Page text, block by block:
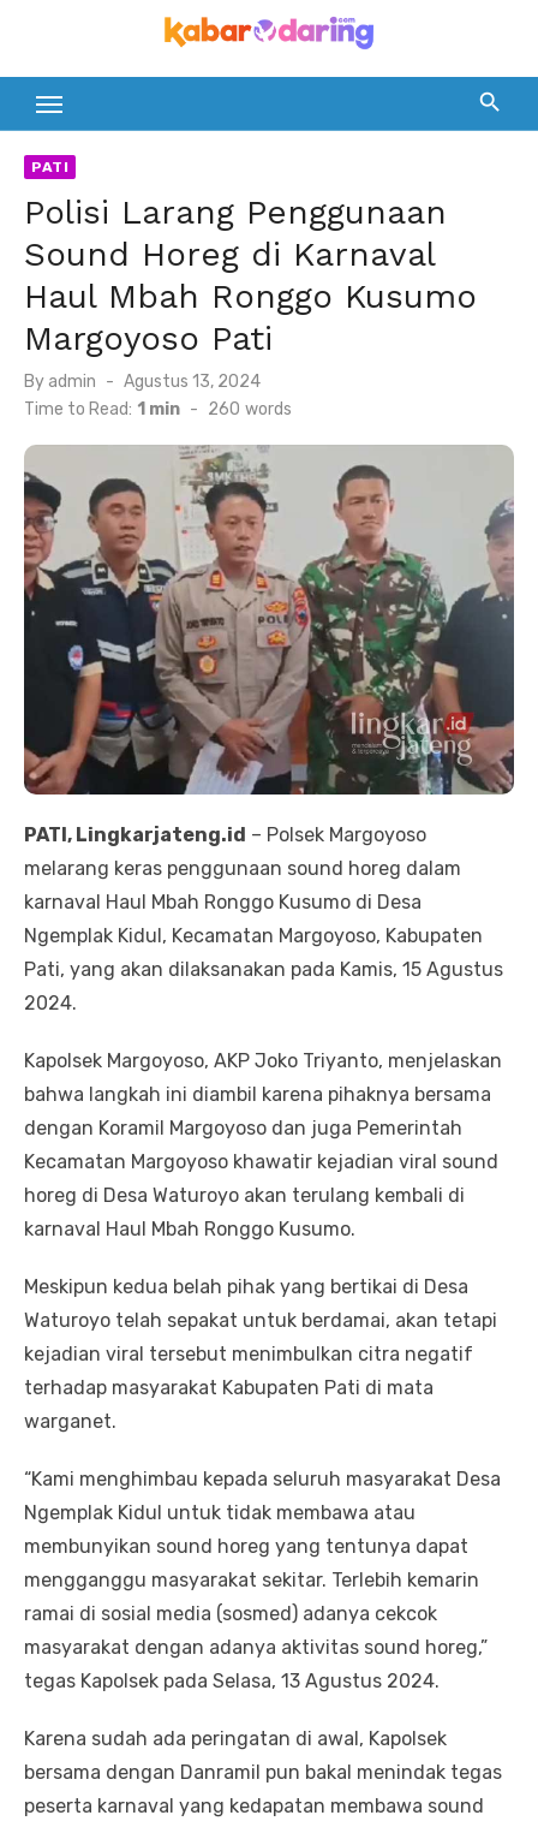
content
PATI
Polisi Larang Penggunaan
Sound Horeg di Karnaval
Haul Mbah Ronggo Kusumo
Margoyoso Pati
By admin
Posted
on
Agustus 13, 2024
Time to Read: 1 min - 260 words
PATI, Lingkarjateng.id – Polsek Margoyoso
melarang keras penggunaan sound horeg dalam
karnaval Haul Mbah Ronggo Kusumo di Desa
Ngemplak Kidul, Kecamatan Margoyoso, Kabupaten
Pati, yang akan dilaksanakan pada Kamis, 15 Agustus
2024.
Kapolsek Margoyoso, AKP Joko Triyanto, menjelaskan
bahwa langkah ini diambil karena pihaknya bersama
dengan Koramil Margoyoso dan juga Pemerintah
Kecamatan Margoyoso khawatir kejadian viral sound
horeg di Desa Waturoyo akan terulang kembali di
karnaval Haul Mbah Ronggo Kusumo.
Meskipun kedua belah pihak yang bertikai di Desa
Waturoyo telah sepakat untuk berdamai, akan tetapi
kejadian viral tersebut menimbulkan citra negatif
terhadap masyarakat Kabupaten Pati di mata
warganet.
“Kami menghimbau kepada seluruh masyarakat Desa
Ngemplak Kidul untuk tidak membawa atau
membunyikan sound horeg yang tentunya dapat
mengganggu masyarakat sekitar. Terlebih kemarin
ramai di sosial media (sosmed) adanya cekcok
masyarakat dengan adanya aktivitas sound horeg,”
tegas Kapolsek pada Selasa, 13 Agustus 2024.
Karena sudah ada peringatan di awal, Kapolsek
bersama dengan Danramil pun bakal menindak tegas
peserta karnaval yang kedapatan membawa sound